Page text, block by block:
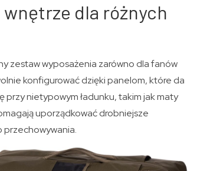
dla różnych
zestaw wyposażenia zarówno dla fanów
konfigurować dzięki panelom, które da
przy nietypowym ładunku, takim jak maty
uporządkować drobniejsze
przechowywania.